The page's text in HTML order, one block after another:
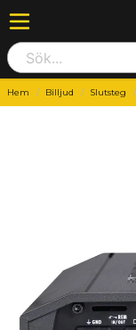
Hem Billjud Slutsteg